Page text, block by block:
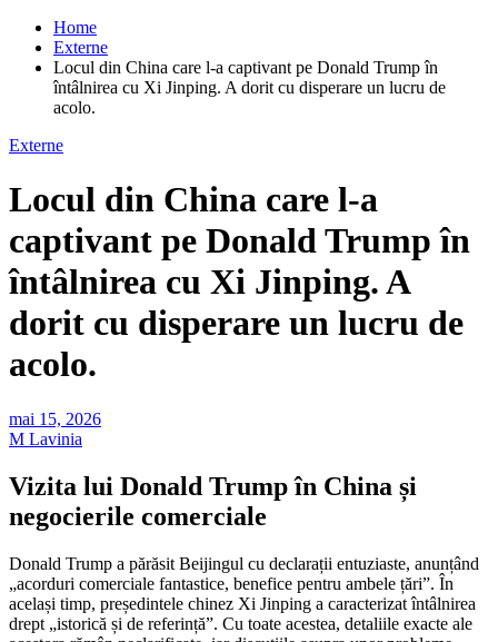
Home
Externe
Locul din China care l-a captivant pe Donald Trump în
întâlnirea cu Xi Jinping. A dorit cu disperare un lucru de
acolo.
Externe
Locul din China care l-a
captivant pe Donald Trump în
întâlnirea cu Xi Jinping. A
dorit cu disperare un lucru de
acolo.
mai 15, 2026
M Lavinia
Vizita lui Donald Trump în China și
negocierile comerciale
Donald Trump a părăsit Beijingul cu declarații entuziaste, anunțând
„acorduri comerciale fantastice, benefice pentru ambele țări”. În
același timp, președintele chinez Xi Jinping a caracterizat întâlnirea
drept „istorică și de referință”. Cu toate acestea, detaliile exacte ale